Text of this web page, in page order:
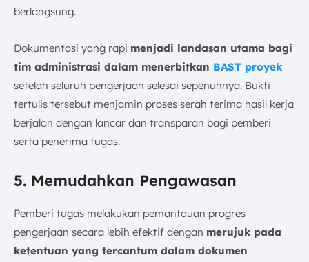
berlangsung.
Dokumentasi yang rapi menjadi landasan utama bagi
tim administrasi dalam menerbitkan BAST proyek
setelah seluruh pengerjaan selesai sepenuhnya. Bukti
tertulis tersebut menjamin proses serah terima hasil kerja
berjalan dengan lancar dan transparan bagi pemberi
serta penerima tugas.
5. Memudahkan Pengawasan
Pemberi tugas melakukan pemantauan progres
pengerjaan secara lebih efektif dengan merujuk pada
ketentuan yang tercantum dalam dokumen